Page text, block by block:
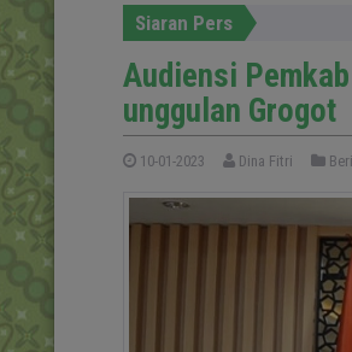
Siaran Pers
Audiensi
unggulan Grogot
10-01-2023 Dina Fitri